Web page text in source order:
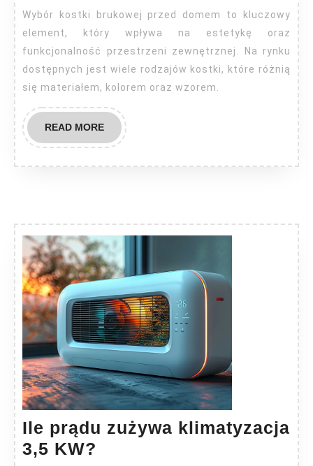
domem
–
jaką
wybrać?
Wybór kostki brukowej przed domem to kluczowy
element, który wpływa na estetykę oraz
funkcjonalność przestrzeni zewnętrznej. Na rynku
dostępnych jest wiele rodzajów kostki, które różnią
się materiałem, kolorem oraz wzorem.
READ MOREREAD
MORE
Ile prądu zużywa klimatyzacja
3,5 KW?